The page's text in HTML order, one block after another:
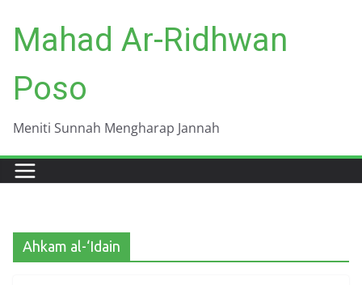
content
Mahad Ar-Ridhwan
Poso
Meniti Sunnah Mengharap Jannah
Ahkam al-‘Idain